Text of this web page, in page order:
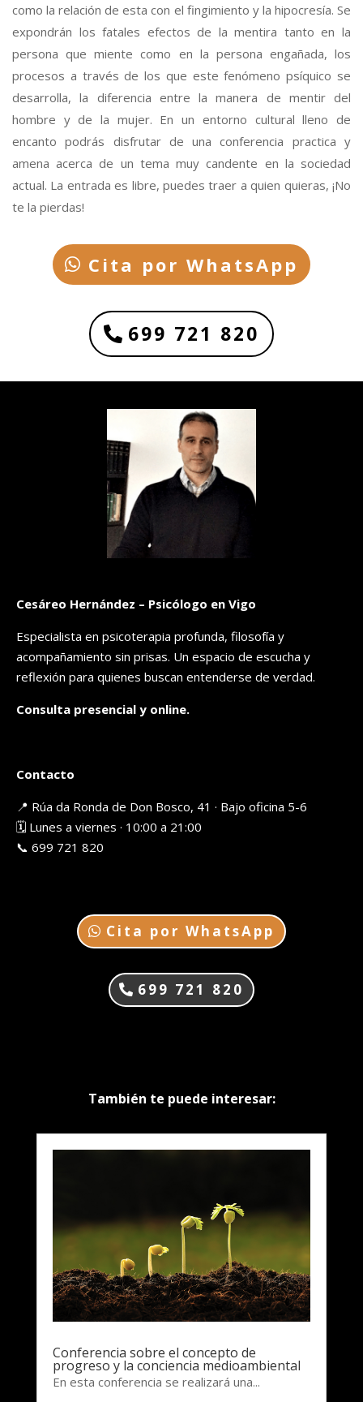
como la relación de esta con el fingimiento y la hipocresía. Se
expondrán los fatales efectos de la mentira tanto en la
persona que miente como en la persona engañada, los
procesos a través de los que este fenómeno psíquico se
desarrolla, la diferencia entre la manera de mentir del
hombre y de la mujer. En un entorno cultural lleno de
encanto podrás disfrutar de una conferencia practica y
amena acerca de un tema muy candente en la sociedad
actual. La entrada es libre, puedes traer a quien quieras, ¡No
te la pierdas!
Cita por WhatsApp
699 721 820
Cesáreo Hernández – Psicólogo en Vigo
Especialista en psicoterapia profunda, filosofía y
acompañamiento sin prisas. Un espacio de escucha y
reflexión para quienes buscan entenderse de verdad.
Consulta presencial y online.
Contacto
📍 Rúa da Ronda de Don Bosco, 41 · Bajo oficina 5-6
🗓️ Lunes a viernes · 10:00 a 21:00
📞 699 721 820
Cita por WhatsApp
699 721 820
También te puede interesar:
Conferencia sobre el concepto de
progreso y la conciencia medioambiental
En esta conferencia se realizará una...